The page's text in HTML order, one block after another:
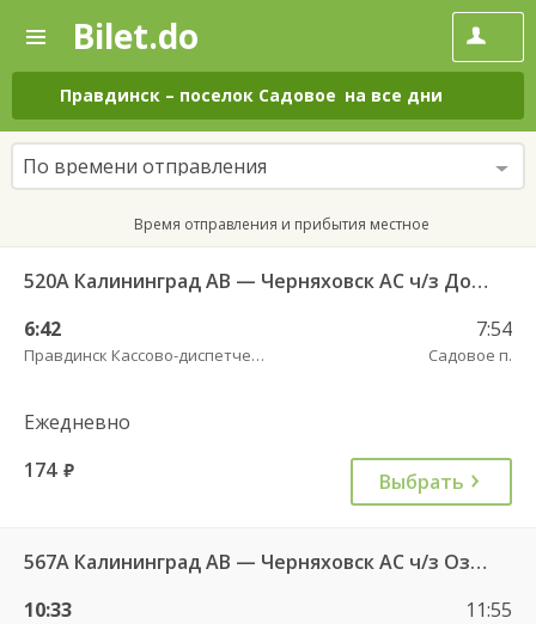
—
Поиск
и
покупка
билетов
на
автобус
онлайн
Bilet.do
Правдинск – поселок Садовое на все дни
По времени отправления
Время отправления и прибытия местное
520А Калининград АВ — Черняховск АС ч/з Домново п., Правдинск КДП
6:42
Правдинск Кассово-диспетчерский пункт
7:54
Садовое п.
Ежедневно
174 руб. Выбрать
567А Калининград АВ — Черняховск АС ч/з Озерки п., Правдинск КДП, Железнодорожный КДП
10:33
11:55